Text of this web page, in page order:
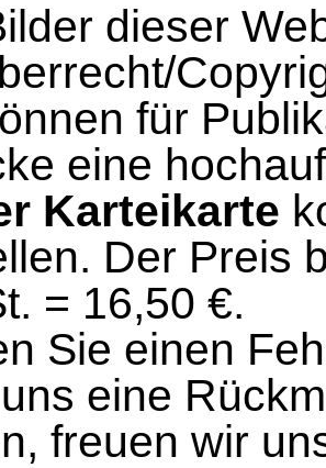
dieser
für
eine
Karteikarte
Der Preis
= 16,50 €.
Sie einen
eine
freuen wir